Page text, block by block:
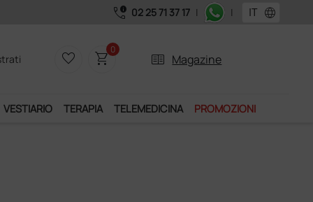
call_quality 02 25 71 37 17 | | language
favorite_border shopping_cart0
two_pager Magazine
VESTIARIO TERAPIA TELEMEDICINA PROMOZIONI